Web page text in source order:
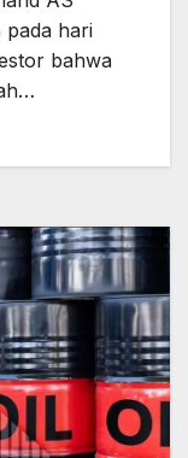
pada hari
bahwa